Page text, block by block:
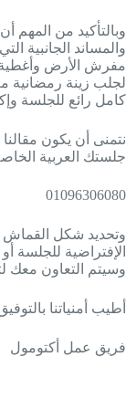
وبالتأكيد من المهم
والمساند الجانبية
مفرش الأرض
لجلب زينة رمضانية
كامل رائع للجلسة
نتمنى أن يكون
جلستك العربية
01096306080
وتحديد شكل
الإفتراضية للجلسة
وسيتم التعاون معك
أطيب أمنياتنا
فريق عمل أكتومول